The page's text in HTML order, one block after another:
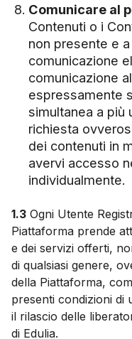
Comunicare al
Contenuti o i
non presente e
comunicazione
comunicazione
espressamente
simultanea a più
richiesta
dei contenuti in
avervi accesso
individualmente.
1.3 Ogni Utente
Piattaforma prende
e dei servizi offerti,
di qualsiasi genere,
della Piattaforma,
presenti condizioni di
il rilascio delle
di Edulia.